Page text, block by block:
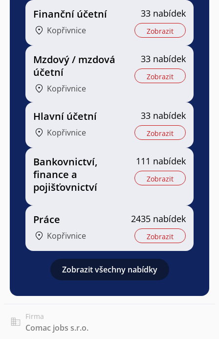
Finanční účetní
Kopřivnice
33 nabídek
Zobrazit
Mzdový / mzdová
účetní
Kopřivnice
33 nabídek
Zobrazit
Hlavní účetní
Kopřivnice
33 nabídek
Zobrazit
Bankovnictví,
finance a
pojišťovnictví
111 nabídek
Zobrazit
Práce
Kopřivnice
2435 nabídek
Zobrazit
Zobrazit všechny nabídky
Firma
Comac jobs s.r.o.